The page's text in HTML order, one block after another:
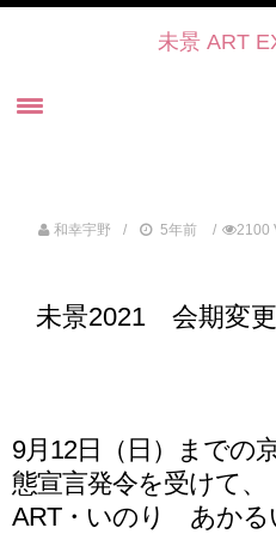
未景 ART
未景2022 御寺・ART・かたらい
過去の展覧会
協力・後援・ 協賛
お問い合せ
未景イベントのご予約について2022
和幸宇野 5年前 2100
未景2021 会期変
9月12日（日）までの
態宣言発令を受けて
ART・いのり あかる